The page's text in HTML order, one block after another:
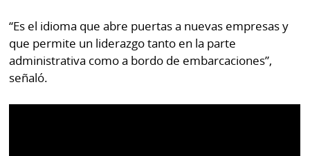
“Es el idioma que abre puertas a nuevas empresas y
que permite un liderazgo tanto en la parte
administrativa como a bordo de embarcaciones”,
señaló.